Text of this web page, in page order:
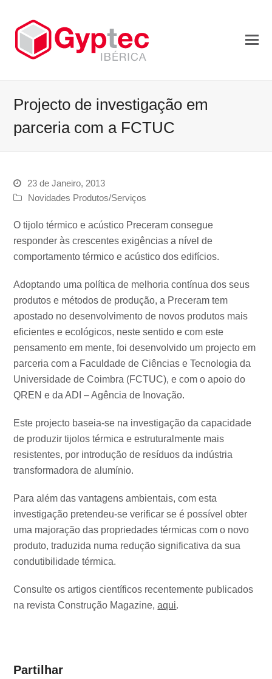
Projecto de investigação em
parceria com a FCTUC
23 de Janeiro, 2013
Novidades Produtos/Serviços
O tijolo térmico e acústico Preceram consegue
responder às crescentes exigências a nível de
comportamento térmico e acústico dos edifícios.
Adoptando uma política de melhoria contínua dos seus
produtos e métodos de produção, a Preceram tem
apostado no desenvolvimento de novos produtos mais
eficientes e ecológicos, neste sentido e com este
pensamento em mente, foi desenvolvido um projecto em
parceria com a Faculdade de Ciências e Tecnologia da
Uni­versidade de Coimbra (FCTUC), e com o apoio do
QREN e da ADI – Agência de Inovação.
Este projecto baseia-se na investigação da capacidade
de produzir tijolos térmica e estruturalmente mais
resistentes, por introdução de resíduos da indústria
transformadora de alumínio.
Para além das vantagens ambientais, com esta
investigação pretendeu-se verificar se é possível obter
uma majoração das propriedades térmicas com o novo
produto, traduzida numa redução signifi­cativa da sua
condutibilidade térmica.
Consulte os artigos científicos recentemente publicados
na revista Construção Magazine,aqui.
Partilhar